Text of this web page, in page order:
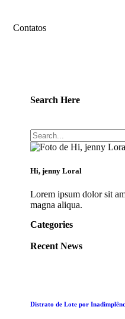
Contatos
Search Here
Hi, jenny Loral
Lorem ipsum dolor sit
magna aliqua.
Categories
Recent News
Distrato de Lote por